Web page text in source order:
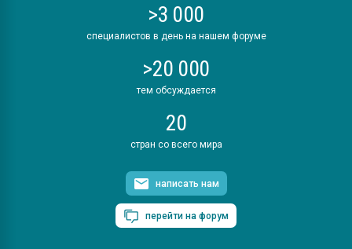
>3 000
специалистов в день на нашем форуме
>20 000
тем обсуждается
20
стран со всего мира
написать нам
перейти на форум